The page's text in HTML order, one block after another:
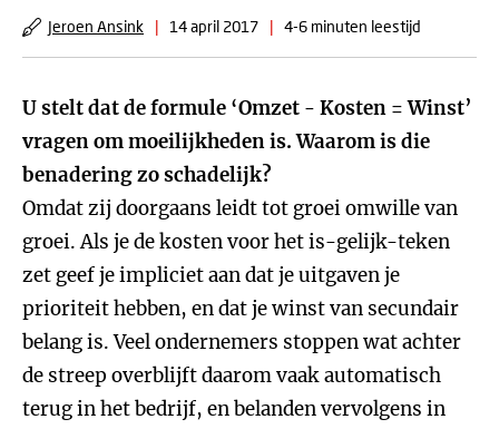
Jeroen Ansink | 14 april 2017 | 4-6 minuten leestijd
U stelt dat de formule ‘Omzet - Kosten = Winst’
vragen om moeilijkheden is. Waarom is die
benadering zo schadelijk?
Omdat zij doorgaans leidt tot groei omwille van
groei. Als je de kosten voor het is-gelijk-teken
zet geef je impliciet aan dat je uitgaven je
prioriteit hebben, en dat je winst van secundair
belang is. Veel ondernemers stoppen wat achter
de streep overblijft daarom vaak automatisch
terug in het bedrijf, en belanden vervolgens in